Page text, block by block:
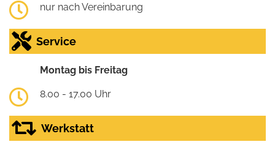
nur nach Vereinbarung
Service
Montag bis Freitag
8.00 - 17.00 Uhr
Werkstatt